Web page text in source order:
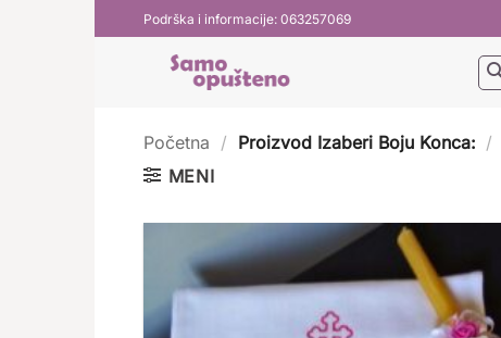
Preskoči
na
Podrška i informacije: 063257069
Početna / Proizvod Izaberi Boju Konca: /
MENI
u
listu
želja